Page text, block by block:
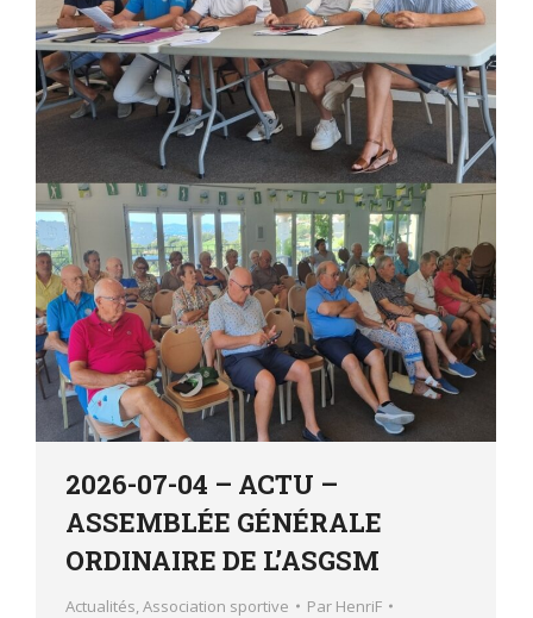
2026-07-04 – ACTU –
ASSEMBLÉE GÉNÉRALE
ORDINAIRE DE L’ASGSM
Actualités,Association sportive Par HenriF